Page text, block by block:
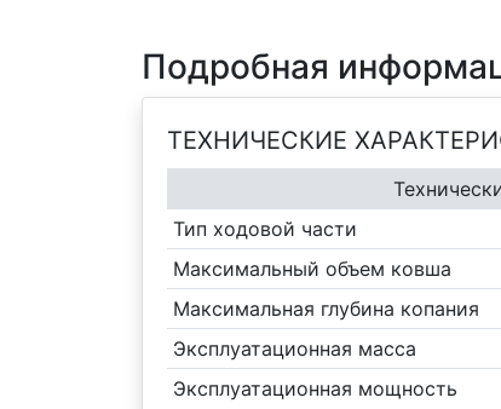
Подробная
ТЕХНИЧЕСКИЕ
Тип ходовой части
Максимальный объем ковша
Максимальная глубина копания
Эксплуатационная масса
Эксплуатационная мощность